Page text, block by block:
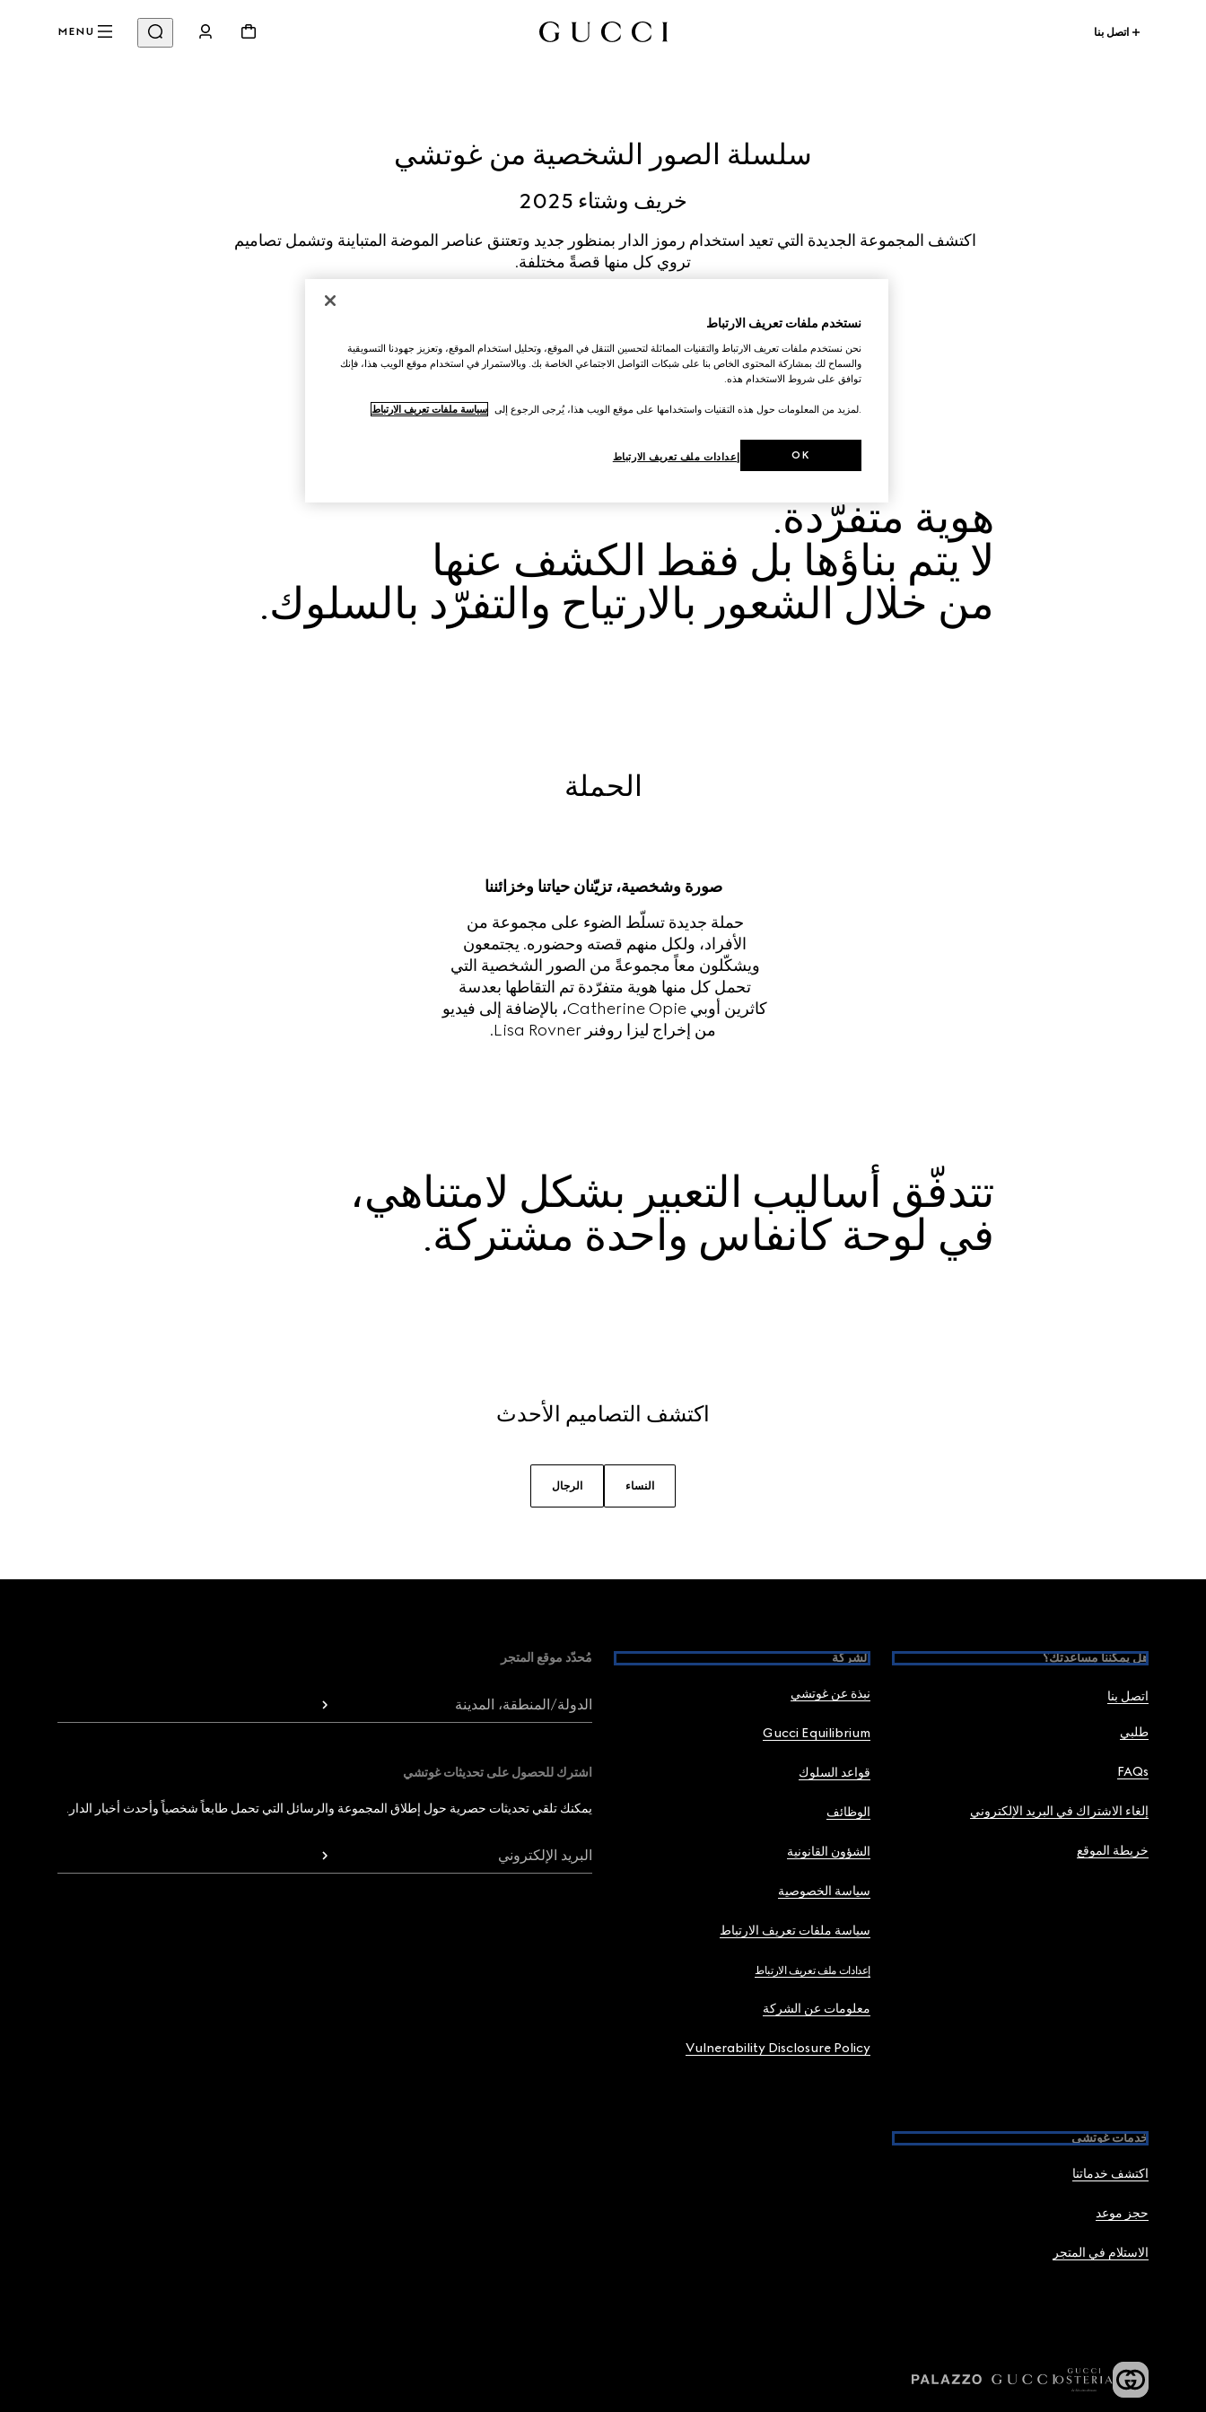
اتصل بنا MENU
سلسلة الصور الشخصية من غوتشي
خريف وشتاء 2025
اكتشف المجموعة الجديدة التي تعيد استخدام رموز الدار بمنظور جديد وتعتنق عناصر الموضة المتباينة وتشمل تصاميم
تروي كل منها قصةً مختلفة.
من خلال الشعور بالارتياح والتفرّد بالسلوك.
الحملة
صورة وشخصية، تزيّنان حياتنا وخزائننا
حملة جديدة تسلّط الضوء على مجموعة من
الأفراد، ولكل منهم قصته وحضوره. يجتمعون
ويشكّلون معاً مجموعةً من الصور الشخصية التي
تحمل كل منها هوية متفرّدة تم التقاطها بعدسة
كاثرين أوبي Catherine Opie، بالإضافة إلى فيديو
من إخراج ليزا روفنر Lisa Rovner.
في لوحة كانفاس واحدة مشتركة.
اكتشف التصاميم الأحدث
النساء الرجال
هل يمكننا مساعدتك؟
اتصل بنا
طلبي
FAQs
إلغاء الاشتراك في البريد الإلكتروني
خريطة الموقع
الشركة
نبذة عن غوتشي
Gucci Equilibrium
قواعد السلوك
الوظائف
الشؤون القانونية
سياسة الخصوصية
سياسة ملفات تعريف الارتباط
إعدادات ملف تعريف الارتباط
معلومات عن الشركة
Vulnerability Disclosure Policy
خدمات غوتشي
اكتشف خدماتنا
حجز موعد
الاستلام في المتجر
مُحدّد موقع المتجر
الدولة/المنطقة، المدينة
اشترك للحصول على تحديثات غوتشي
يمكنك تلقي تحديثات حصرية حول إطلاق المجموعة والرسائل التي تحمل طابعاً شخصياً وأحدث أخبار الدار.
البريد الإلكتروني
نستخدم ملفات تعريف الارتباط
نحن نستخدم ملفات تعريف الارتباط والتقنيات المماثلة لتحسين التنقل في الموقع، وتحليل استخدام الموقع، وتعزيز جهودنا التسويقية
والسماح لك بمشاركة المحتوى الخاص بنا على شبكات التواصل الاجتماعي الخاصة بك. وبالاستمرار في استخدام موقع الويب هذا، فإنك
توافق على شروط الاستخدام هذه.
.لمزيد من المعلومات حول هذه التقنيات واستخدامها على موقع الويب هذا، يُرجى الرجوع إلى سياسة ملفات تعريف الارتباط
إعدادات ملف تعريف الارتباط OK